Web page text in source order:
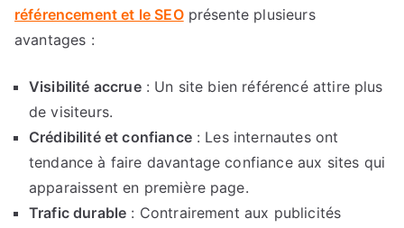
référencement et le SEOprésente plusieurs
avantages :
Visibilité accrue: Un site bien référencé attire plus
de visiteurs.
Crédibilité et confiance: Les internautes ont
tendance à faire davantage confiance aux sites qui
apparaissent en première page.
Trafic durable : Contrairement aux publicités